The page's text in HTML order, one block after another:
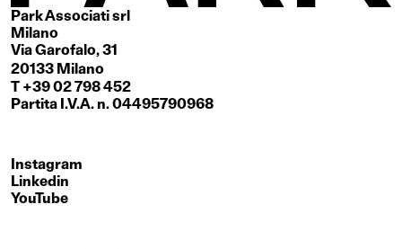
Park Associati srl
Milano
Via Garofalo, 31
20133 Milano
T +39 02 798 452
Partita I.V.A. n. 04495790968
Instagram
Linkedin
YouTube